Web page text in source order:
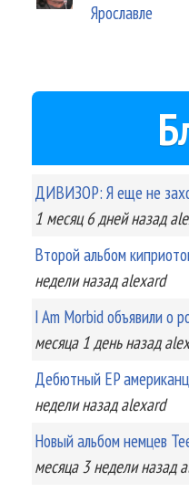
Ярославле
ДИВИЗОР: Я еще не
1 месяц 6 днейназад
Второй альбом
неделиназад alexard
I Am Morbid объявили о
месяца 1 деньназад
Дебютный EP
неделиназад alexard
Новый альбом немцев
месяца 3 неделиназад